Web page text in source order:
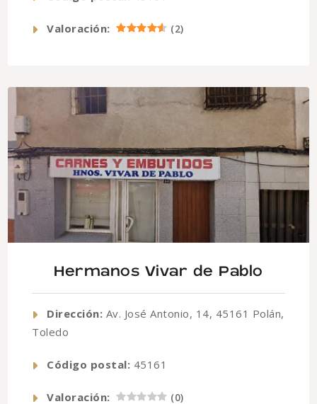
Valoración: (2)
Hermanos Vivar de Pablo
Dirección: Av. José Antonio, 14, 45161 Polán,
Toledo
Código postal: 45161
Valoración: (0)